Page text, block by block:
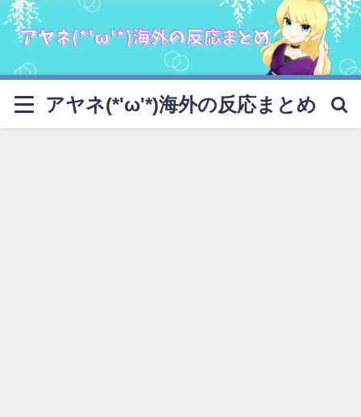
アヤネ(*'ω'*)海外の反応まとめ